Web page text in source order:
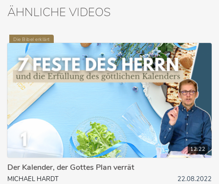
ÄHNLICHE VIDEOS
Die Bibel erklärt
12:22
Der Kalender, der Gottes Plan verrät
MICHAEL HARDT 22.08.2022